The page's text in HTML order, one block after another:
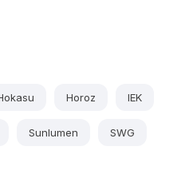
Horoz IEK
Sunlumen SWG